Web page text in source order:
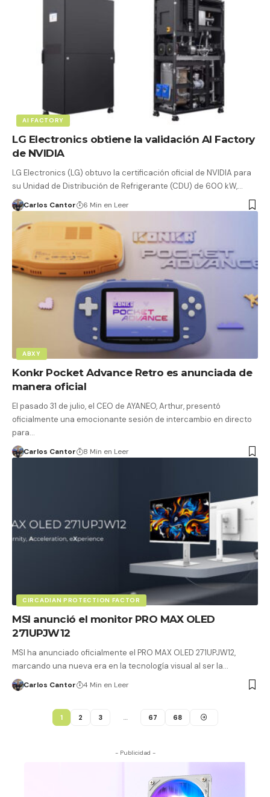
AI FACTORY
LG Electronics obtiene la validación AI Factory
de NVIDIA
LG Electronics (LG) obtuvo la certificación oficial de NVIDIA para
su Unidad de Distribución de Refrigerante (CDU) de 600 kW,…
Carlos Cantor 6 Min en Leer
ABXY
Konkr Pocket Advance Retro es anunciada de
manera oficial
El pasado 31 de julio, el CEO de AYANEO, Arthur, presentó
oficialmente una emocionante sesión de intercambio en directo
para…
Carlos Cantor 8 Min en Leer
CIRCADIAN PROTECTION FACTOR
MSI anunció el monitor PRO MAX OLED
271UPJW12
MSI ha anunciado oficialmente el PRO MAX OLED 271UPJW12,
marcando una nueva era en la tecnología visual al ser la…
Carlos Cantor 4 Min en Leer
1 2 3 … 67 68
- Publicidad -